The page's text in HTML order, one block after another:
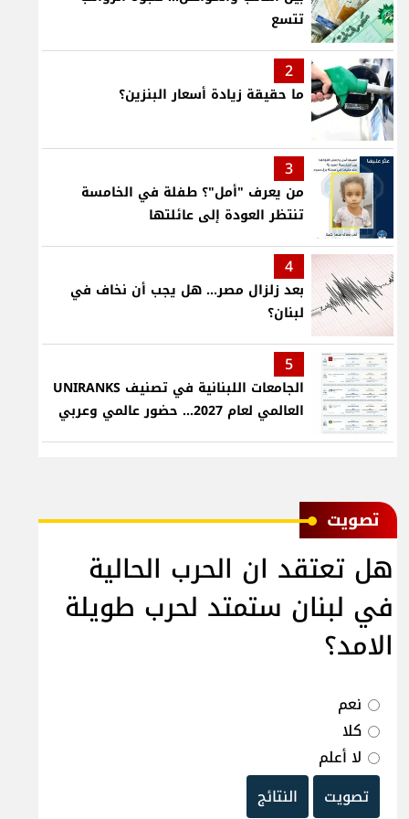
تتسع
2
ما حقيقة زيادة أسعار البنزين؟
3
من يعرف "أمل"؟ طفلة في الخامسة
تنتظر العودة إلى عائلتها
4
بعد زلزال مصر... هل يجب أن نخاف في
لبنان؟
5
الجامعات اللبنانية في تصنيف UNIRANKS
العالمي لعام 2027... حضور عالمي وعربي
ﺗﺼﻮﻳﺖ
هل تعتقد ان الحرب الحالية
في لبنان ستمتد لحرب طويلة
الامد؟
نعم
كلا
لا أعلم
تصويت
النتائج